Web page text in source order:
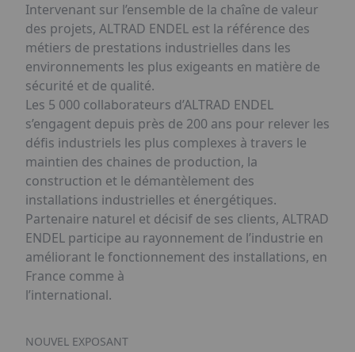
Intervenant sur l’ensemble de la chaîne de valeur
des projets, ALTRAD ENDEL est la référence des
métiers de prestations industrielles dans les
environnements les plus exigeants en matière de
sécurité et de qualité.
Les 5 000 collaborateurs d’ALTRAD ENDEL
s’engagent depuis près de 200 ans pour relever les
défis industriels les plus complexes à travers le
maintien des chaines de production, la
construction et le démantèlement des
installations industrielles et énergétiques.
Partenaire naturel et décisif de ses clients, ALTRAD
ENDEL participe au rayonnement de l’industrie en
améliorant le fonctionnement des installations, en
France comme à
l’international.
NOUVEL EXPOSANT